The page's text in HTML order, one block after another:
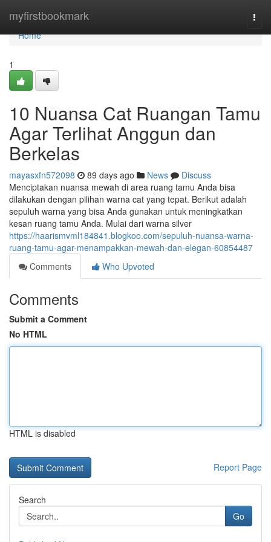
myfirstbookmark
Home
Home
1
10 Nuansa Cat Ruangan Tamu
Agar Terlihat Anggun dan
Berkelas
mayasxfn572098 89 days ago News
Discuss
Menciptakan nuansa mewah di area ruang tamu Anda bisa
dilakukan dengan pilihan warna cat yang tepat. Berikut adalah
sepuluh warna yang bisa Anda gunakan untuk meningkatkan
kesan ruang tamu Anda. Mulai dari warna silver
https://haarismvml184841.blogkoo.com/sepuluh-nuansa-warna-
ruang-tamu-agar-menampakkan-mewah-dan-elegan-60854487
Comments
Who Upvoted
Comments
Submit a Comment
No HTML
HTML is disabled
Report Page
Search
Go